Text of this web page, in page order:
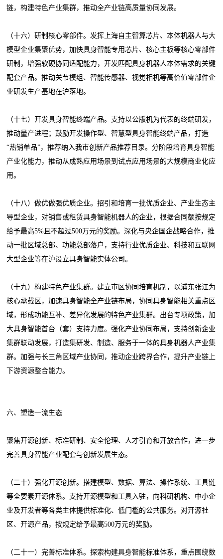
链，构建特色产业集群，推动全产业链高质量协同发展。
（十六）研制核心零部件。发挥上海自主智算芯片、本体机器人与大
模型企业集聚优势，加快具身智能专用芯片、核心主板等核心零部件
研制，增强软硬协同适配能力，开发匹配具身机器人本体需求的关键
配套产品。推动关节模组、智能传感器、视觉相机等高价值零部件企
业研发生产基地在沪落地。
（十七）开发具身智能终端产品。支持以公版机为代表的终端研发，
推动量产进程；鼓励开发操作型、智慧型具身智能终端产品，打造
“热销单品”，推荐纳入我市创新产品推荐目录。分阶段培育具身智能
产业化能力，推动从成熟应用场景到试点应用场景的大规模商业化应
用。
（十八）做优做强优质企业。招引和培育一批优质企业、产业生态主
导型企业，对销售或租赁具身智能机器人的企业，根据合同额按规定
给予最高5%且不超过500万元的奖励。深化与央企国企战略合作，推
动一批区域总部、功能总部落户，支持行业优质企业、科技和互联网
大型企业等在沪设立具身智能实体公司。
（十九）构建特色产业集群。建立市区协同培育机制，以浦东张江为
核心承载区，加速具身智能全产业链布局，协同具身智能相关重点区
域，形成功能互补、差异化发展的特色产业集群。出台专项政策，加
大具身智能首台（套）支持力度。强化产业协同布局，支持创新企业
集群联动发展，打造集研发、制造、服务于一体的具身机器人产业集
群。加强与长三角区域产业协同，推动企业跨界合作，提升产业链上
下游资源整合能力。
六、塑造一流生态
聚焦开源创新、标准研制、安全伦理、人才引育和开放合作，进一步
完善具身智能产业配套与创新发展生态。
（二十）强化开源创新。搭建模型、数据、算法、操作系统、工具链
等全要素开源体系。支持开源模型和工具入驻，向科研机构、中小企
业及开发者等各类主体提供标准化、低门槛的公共服务。对开源社
区、开源产品，按规定给予最高500万元的奖励。
（二十一）完善标准体系。探索构建具身智能标准体系，重点围绕数